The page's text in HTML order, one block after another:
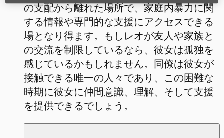
の支配から離れた場所で、家庭内暴力に関
する情報や専門的な支援にアクセスできる
場となり得ます。もしレオが友人や家族と
の交流を制限しているなら、彼女は孤独を
感じているかもしれません。同僚は彼女が
接触できる唯一の人々であり、この困難な
時期に彼女に仲間意識、理解、そして支援
を提供できるでしょう。